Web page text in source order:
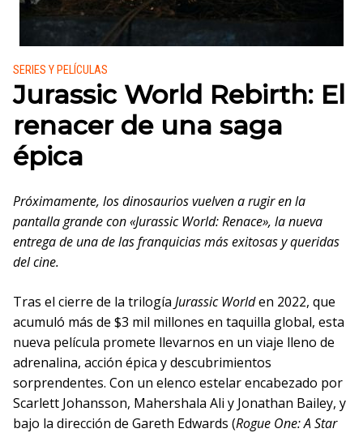
Publicado en:
SERIES Y PELÍCULAS
Jurassic World Rebirth: El
renacer de una saga
épica
Próximamente, los dinosaurios vuelven a rugir en la
pantalla grande con «Jurassic World: Renace», la nueva
entrega de una de las franquicias más exitosas y queridas
del cine.
Tras el cierre de la trilogía Jurassic Worlden 2022, que
acumuló más de $3 mil millones en taquilla global, esta
nueva película promete llevarnos en un viaje lleno de
adrenalina, acción épica y descubrimientos
sorprendentes. Con un elenco estelar encabezado por
Scarlett Johansson, Mahershala Ali y Jonathan Bailey, y
bajo la dirección de Gareth Edwards (Rogue One: A Star